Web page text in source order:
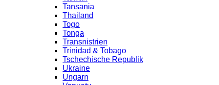
Tansania
Thailand
Togo
Tonga
Transnistrien
Trinidad & Tobago
Tschechische Republik
Ukraine
Ungarn